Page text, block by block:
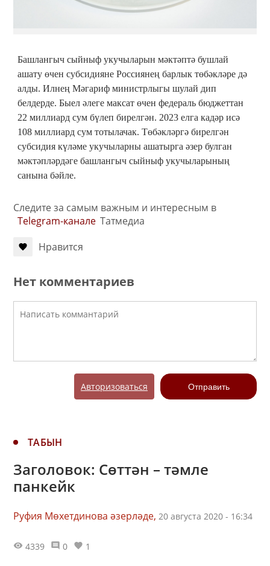
Башлангыч сыйныф укучыларын мәктәптә бушлай
ашату өчен субсидияне Россиянең барлык төбәкләре дә
алды. Илнең Мәгариф министрлыгы шулай дип
белдерде. Быел әлеге максат өчен федераль бюджеттан
22 миллиард сум бүлеп бирелгән. 2023 елга кадәр исә
108 миллиард сум тотылачак. Төбәкләргә бирелгән
субсидия күләме укучыларны ашатырга әзер булган
мәктәпләрдәге башлангыч сыйныф укучыларының
санына бәйле.
Следите за самым важным и интересным в
Telegram-канале Татмедиа
Нравится
Нет комментариев
Авторизоваться Отправить
ТАБЫН
Заголовок: Сөттән – тәмле
панкейк
Руфия Мөхетдинова әзерләде, 20 августа 2020 - 16:34
4339 0 1